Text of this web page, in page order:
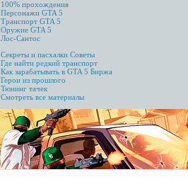
100% прохождения
Персонажи GTA 5
Транспорт GTA 5
Оружие GTA 5
Лос-Сантос
Секреты и пасхалки Советы
Где найти редкий транспорт
Как зарабатывать в GTA 5 Биржа
Герои из прошлого
Тюнинг тачек
Смотреть все материалы